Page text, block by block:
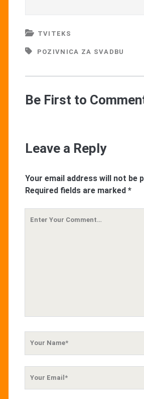
TVITEKS
POZIVNICA ZA SVADBU
Be First to
Leave a Reply
Your email address will not be
Required fields are marked *